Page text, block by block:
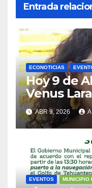
Entrada
ECONOTICIAS
Hoy 9 de Abril,
Venus
Villablanca
ABR 9, 2026
EVENTOS MUNICIPIO